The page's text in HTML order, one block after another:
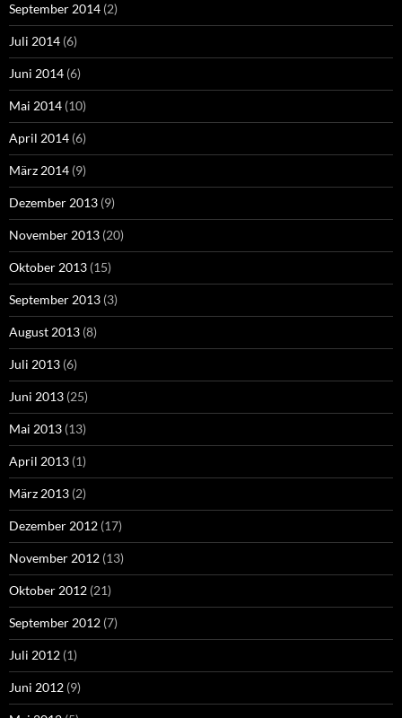
September 2014 (2)
Juli 2014 (6)
Juni 2014 (6)
Mai 2014 (10)
April 2014 (6)
März 2014 (9)
Dezember 2013 (9)
November 2013 (20)
Oktober 2013 (15)
September 2013 (3)
August 2013 (8)
Juli 2013 (6)
Juni 2013 (25)
Mai 2013 (13)
April 2013 (1)
März 2013 (2)
Dezember 2012 (17)
November 2012 (13)
Oktober 2012 (21)
September 2012 (7)
Juli 2012 (1)
Juni 2012 (9)